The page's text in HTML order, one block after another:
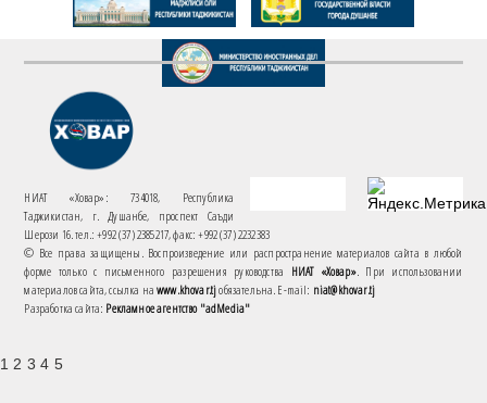
НИАТ «Ховар»: 734018, Республика
Таджикистан, г. Душанбе, проспект Саъди
Шерози 16. тел.: +992 (37) 2385217, факс: +992 (37) 2232383
© Все права защищены. Воспроизведение или распространение материалов сайта в любой
форме только с письменного разрешения руководства НИАТ «Ховар». При использовании
материалов сайта, ссылка наwww.khovar.tjобязательна. E-mail: niat@khovar.tj
Разработка сайта: Рекламное агентство "adMedia"
1 2 3 4 5